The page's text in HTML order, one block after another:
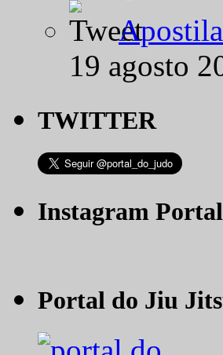
19 agosto
TWITTER
Instagram
Portal do Jiu